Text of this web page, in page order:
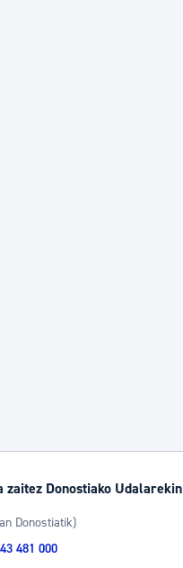
zaitez Donostiako Udalarekin
Donostiatik)
481 000